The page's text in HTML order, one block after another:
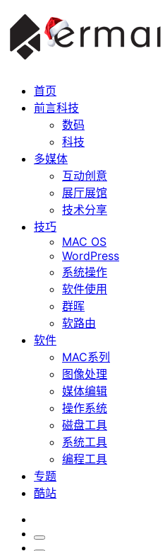
首页
前言科技
数码
科技
多媒体
互动创意
展厅展馆
技术分享
技巧
MAC OS
WordPress
系统操作
软件使用
群晖
软路由
软件
MAC系列
图像处理
媒体编辑
操作系统
磁盘工具
系统工具
编程工具
专题
酷站